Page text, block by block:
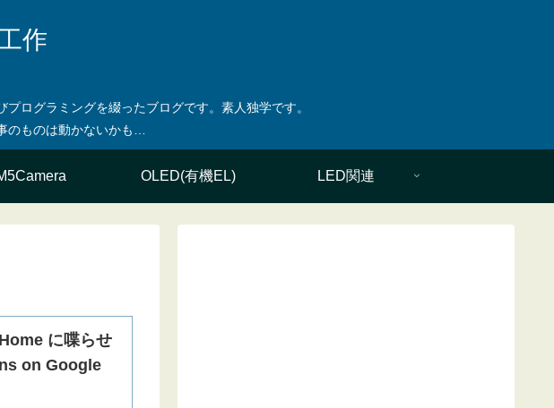
作
ログラミングを綴ったブログです。素人独学です。
OLED(有機EL) LED関連
に喋らせ
on Google